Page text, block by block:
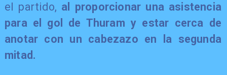
el partido, al proporcionar una asistencia
para el gol de Thuram y estar cerca de
anotar con un cabezazo en la segunda
mitad.